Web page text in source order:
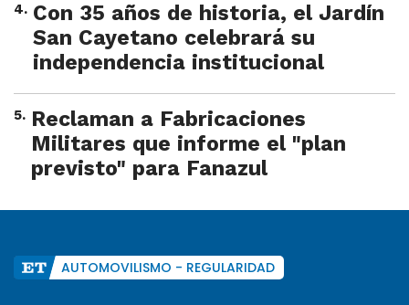
4. Con 35 años de historia, el Jardín
San Cayetano celebrará su
independencia institucional
5. Reclaman a Fabricaciones
Militares que informe el "plan
previsto" para Fanazul
AUTOMOVILISMO - REGULARIDAD